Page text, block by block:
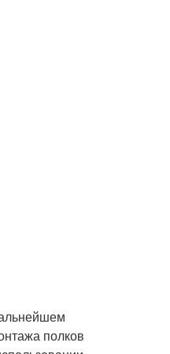
полков